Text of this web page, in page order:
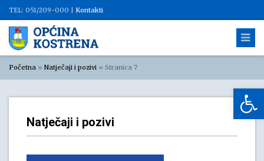
TEL: 051/209-000 | Kontakti
Početna » Natječaji i pozivi » Stranica 7
Natječaji i pozivi